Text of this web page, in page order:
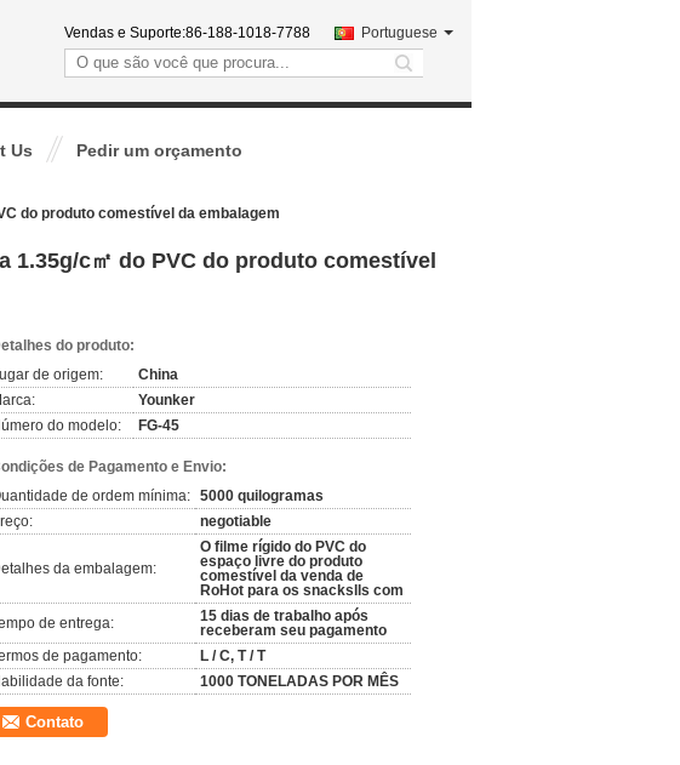
Vendas e Suporte:86-188-1018-7788 Portuguese
search
Us Pedir um orçamento
do produto comestível da embalagem
c㎡ do PVC do produto comestível
do produto:
de origem:
China
Younker
do modelo:
FG-45
de Pagamento e Envio:
de ordem mínima: 5000 quilogramas
negotiable
da embalagem:
O filme rígido do PVC do
espaço livre do produto
comestível da venda de
RoHot para os snackslls com
de entrega:
15 dias de trabalho após
receberam seu pagamento
de pagamento:
L / C, T / T
da fonte:
1000 TONELADAS POR MÊS
Contato